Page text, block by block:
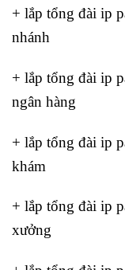
+ lắp tổng đài ip
nhánh
+ lắp tổng đài ip
ngân hàng
+ lắp tổng đài ip
khám
+ lắp tổng đài ip
xưởng